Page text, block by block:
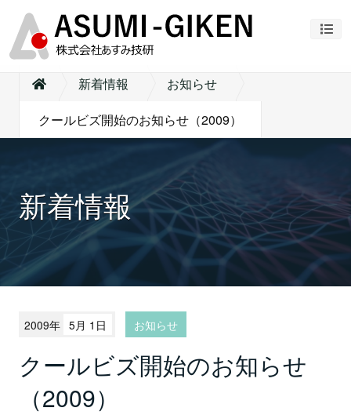
ナビ
新着情報
お知らせ
クールビズ開始のお知らせ（2009）
新着情報
2009年 5月 1日 お知らせ
クールビズ開始のお知らせ
（2009）